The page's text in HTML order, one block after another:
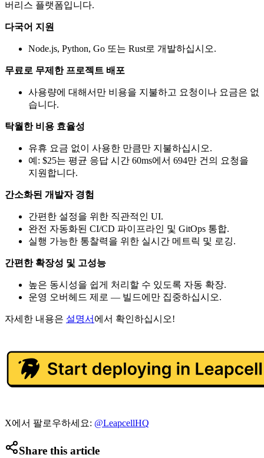
버리스 플랫폼입니다.
다국어 지원
Node.js, Python, Go 또는 Rust로 개발하십시오.
무료로 무제한 프로젝트 배포
사용량에 대해서만 비용을 지불하고 요청이나 요금은 없
습니다.
탁월한 비용 효율성
유휴 요금 없이 사용한 만큼만 지불하십시오.
예: $25는 평균 응답 시간 60ms에서 694만 건의 요청을
지원합니다.
간소화된 개발자 경험
간편한 설정을 위한 직관적인 UI.
완전 자동화된 CI/CD 파이프라인 및 GitOps 통합.
실행 가능한 통찰력을 위한 실시간 메트릭 및 로깅.
간편한 확장성 및 고성능
높은 동시성을 쉽게 처리할 수 있도록 자동 확장.
운영 오버헤드 제로 — 빌드에만 집중하십시오.
자세한 내용은 설명서 에서 확인하십시오!
X에서 팔로우하세요: @LeapcellHQ
Share this article